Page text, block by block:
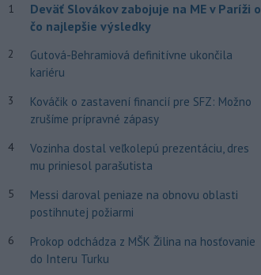
1
Deväť Slovákov zabojuje na ME v Paríži o
čo najlepšie výsledky
2
Gutová-Behramiová definitívne ukončila
kariéru
3
Kováčik o zastavení financií pre SFZ: Možno
zrušíme prípravné zápasy
4
Vozinha dostal veľkolepú prezentáciu, dres
mu priniesol parašutista
5
Messi daroval peniaze na obnovu oblasti
postihnutej požiarmi
6
Prokop odchádza z MŠK Žilina na hosťovanie
do Interu Turku